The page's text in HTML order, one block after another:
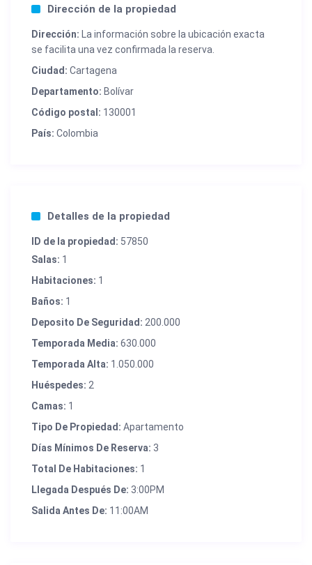
Dirección de la propiedad
Dirección: La información sobre la ubicación exacta
se facilita una vez confirmada la reserva.
Ciudad: Cartagena
Departamento: Bolívar
Código postal: 130001
País: Colombia
Detalles de la propiedad
ID de la propiedad: 57850
Salas: 1
Habitaciones: 1
Baños: 1
Deposito De Seguridad: 200.000
Temporada Media: 630.000
Temporada Alta: 1.050.000
Huéspedes: 2
Camas: 1
Tipo De Propiedad: Apartamento
Días Mínimos De Reserva: 3
Total De Habitaciones: 1
Llegada Después De: 3:00PM
Salida Antes De: 11:00AM